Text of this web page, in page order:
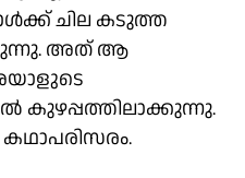
ചില കടുത്ത
അത് ആ